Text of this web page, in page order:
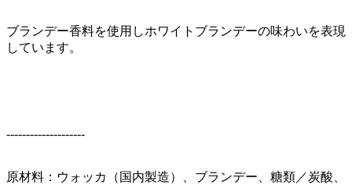
ブランデー香料を使用しホワイトブランデーの味わいを表現
しています。
--------------------
原材料：ウォッカ（国内製造）、ブランデー、糖類／炭酸、